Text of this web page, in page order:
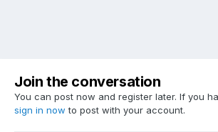
Join the conversation
You can post now and register later. If you
sign in now to post with your account.